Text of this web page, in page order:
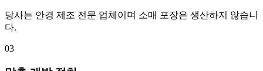
당사는 안경 제조 전문 업체이며 소매 포장은 생산하지 않습니
다.
03